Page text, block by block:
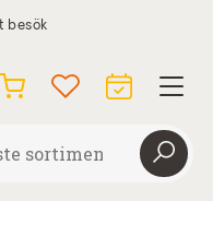
besök